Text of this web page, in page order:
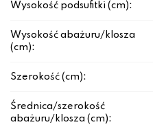
Wysokość podsufitki (cm):
Wysokość abażuru/klosza
(cm):
Szerokość (cm):
Średnica/szerokość
abażuru/klosza (cm):